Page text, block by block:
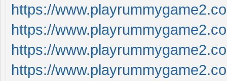
https://
https://
https://
https://